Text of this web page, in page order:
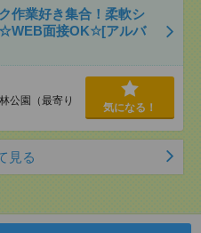
作業好き集合！柔軟シ
面接OK☆[アルバ
公園（最寄り
気になる！
見る